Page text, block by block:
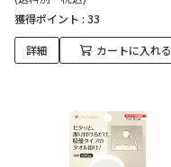
獲得ポイント : 33
詳細 カートに入れる